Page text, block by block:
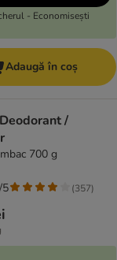
- Economisești
Adaugă în coș
/
700 g
5 (357)